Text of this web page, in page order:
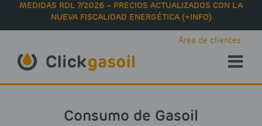
MEDIDAS RDL 7/2026 – PRECIOS ACTUALIZADOS CON LA
NUEVA FISCALIDAD ENERGÉTICA (+INFO)
Área de clientes
Consumo de Gasoil